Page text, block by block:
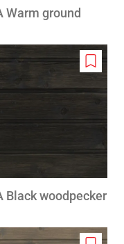
Warm ground
Add
to
Black woodpecker